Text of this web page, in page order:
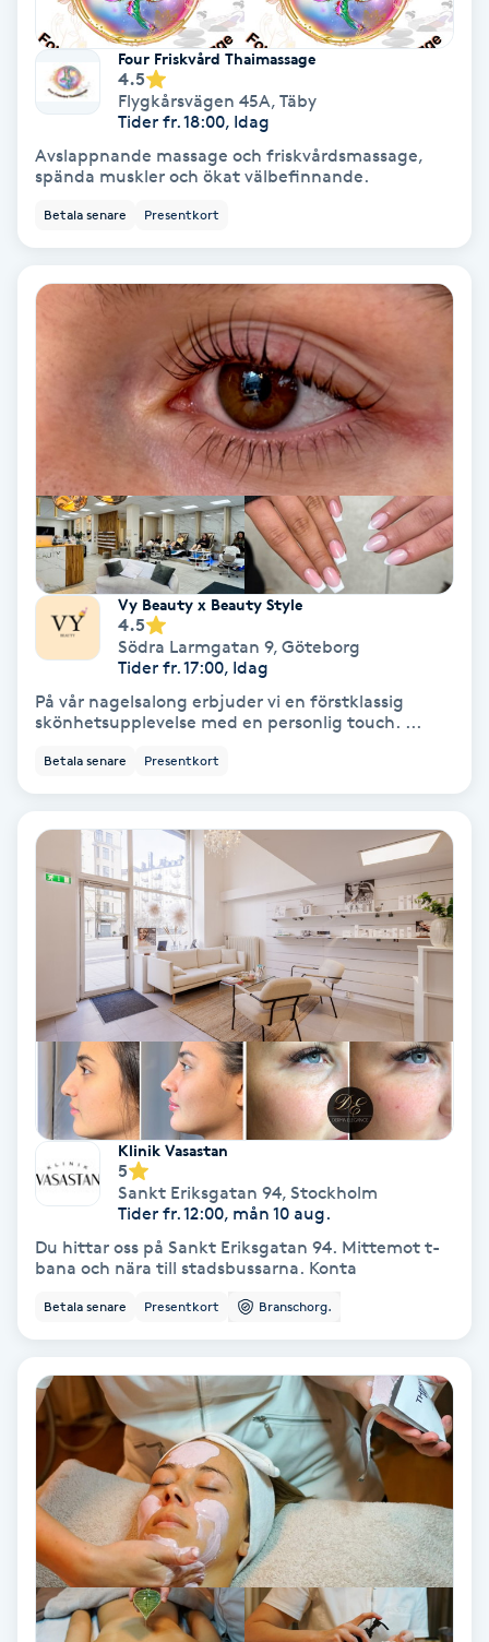
Katun fransar
Kemisk peeling
Keratinbehandling
Kiropraktik
Klippning
Klippning & Slingor
Klippning ungdom
Koppningsmassage
Kosmetisk tatuering
Kostrådgivning
Kroppsinpackning
Kroppspeeling
Käkledsbehandling
Kärlbehandling
Laserbehandling
Lashlift Keratin
LED-ljusterapi
Liktornar
LPG
LPG-behandling
LPG-massage
Luggklippning
Four Friskvård Thaimassage
4.5
Flygkårsvägen 45A, Täby
Tider fr. 18:00, Idag
Avslappnande massage och friskvårdsmassage,
spända muskler och ökat välbefinnande.
Betala senare Presentkort
Vy Beauty x Beauty Style
4.5
Södra Larmgatan 9, Göteborg
Tider fr. 17:00, Idag
På vår nagelsalong erbjuder vi en förstklassig
skönhetsupplevelse med en personlig touch. ...
Betala senare Presentkort
Klinik Vasastan
5
Sankt Eriksgatan 94, Stockholm
Tider fr. 12:00, mån 10 aug.
Du hittar oss på Sankt Eriksgatan 94. Mittemot t-
bana och nära till stadsbussarna. Konta
Betala senare Presentkort Branschorg.